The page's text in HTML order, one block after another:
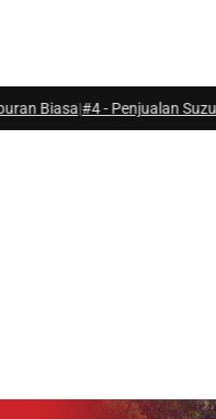
|#4 -Penjualan Suzuki New